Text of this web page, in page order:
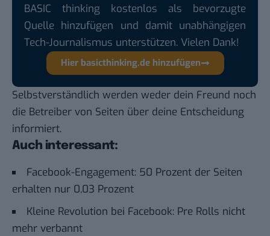
BASIC thinking kostenlos als bevorzugte
Quelle hinzufügen und damit unabhängigen
Tech-Journalismus unterstützen. Vielen Dank!
Hier basicthinking.de hinzufügen
Selbstverständlich werden weder dein Freund noch
die Betreiber von Seiten über deine Entscheidung
informiert.
Auch interessant:
Facebook-Engagement: 50 Prozent der Seiten
erhalten nur 0,03 Prozent
Kleine Revolution bei Facebook: Pre Rolls nicht
mehr verbannt